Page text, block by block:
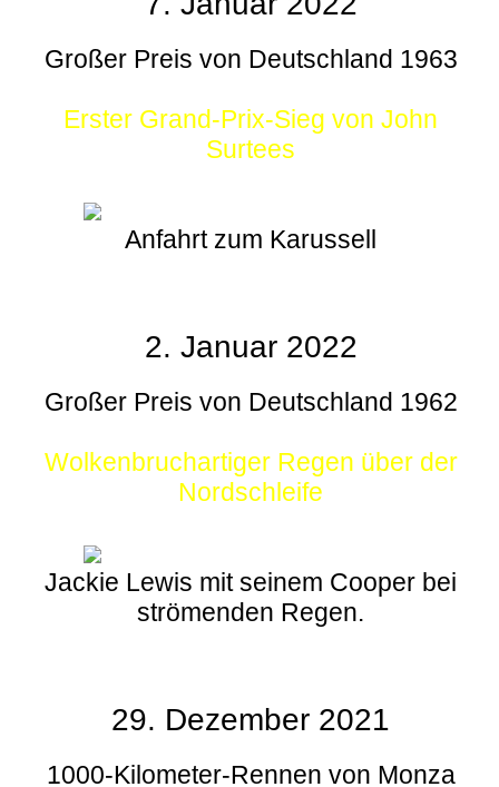
Großer Preis von Deutschland 1963
Erster Grand-Prix-Sieg von John
Surtees
Anfahrt zum Karussell
2. Januar 2022
Großer Preis von Deutschland 1962
Wolkenbruchartiger Regen über der
Nordschleife
Jackie Lewis mit seinem Cooper bei
strömenden Regen.
29. Dezember 2021
1000-Kilometer-Rennen von Monza